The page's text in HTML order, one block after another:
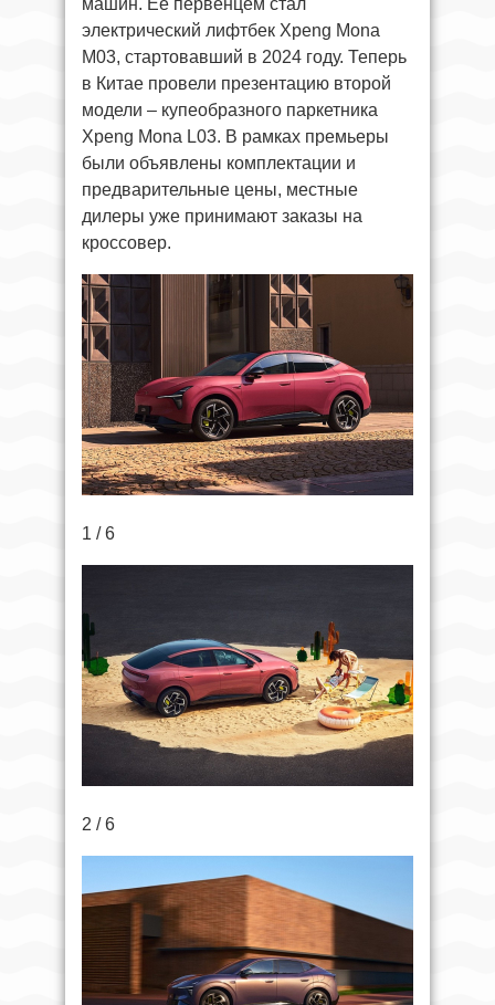
машин. Ее первенцем стал
электрический лифтбек Xpeng Mona
M03, стартовавший в 2024 году. Теперь
в Китае провели презентацию второй
модели – купеобразного паркетника
Xpeng Mona L03. В рамках премьеры
были объявлены комплектации и
предварительные цены, местные
дилеры уже принимают заказы на
кроссовер.
1 / 6
2 / 6